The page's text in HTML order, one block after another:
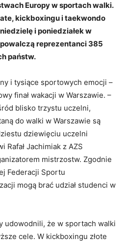
Europy w sportach walki.
kickboxingu i taekwondo
i poniedziałek w
reprezentanci 385
państw.
i tysiące sportowych emocji –
finał wakacji w Warszawie. –
blisko trzystu uczelni,
do walki w Warszawie są
dziewięciu uczelni
Rafał Jachimiak z AZS
mistrzostw. Zgodnie
Federacji Sportu
mogą brać udział studenci w
udowodnili, że w sportach walki
cele. W kickboxingu złote